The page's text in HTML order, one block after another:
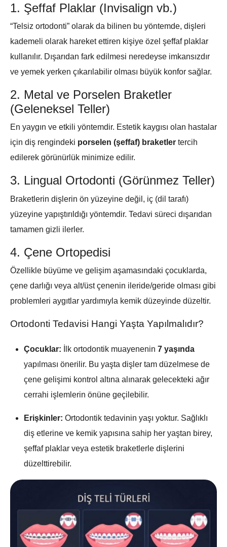
1. Şeffaf Plaklar (Invisalign vb.)
“Telsiz ortodonti” olarak da bilinen bu yöntemde, dişleri
kademeli olarak hareket ettiren kişiye özel şeffaf plaklar
kullanılır. Dışarıdan fark edilmesi neredeyse imkansızdır
ve yemek yerken çıkarılabilir olması büyük konfor sağlar.
2. Metal ve Porselen Braketler
(Geleneksel Teller)
En yaygın ve etkili yöntemdir. Estetik kaygısı olan hastalar
için diş rengindeki porselen (şeffaf) braketler tercih
edilerek görünürlük minimize edilir.
3. Lingual Ortodonti (Görünmez Teller)
Braketlerin dişlerin ön yüzeyine değil, iç (dil tarafı)
yüzeyine yapıştırıldığı yöntemdir. Tedavi süreci dışarıdan
tamamen gizli ilerler.
4. Çene Ortopedisi
Özellikle büyüme ve gelişim aşamasındaki çocuklarda,
çene darlığı veya alt/üst çenenin ileride/geride olması gibi
problemleri aygıtlar yardımıyla kemik düzeyinde düzeltir.
Ortodonti Tedavisi Hangi Yaşta Yapılmalıdır?
Çocuklar: İlk ortodontik muayenenin7 yaşında
yapılması önerilir. Bu yaşta dişler tam düzelmese de
çene gelişimi kontrol altına alınarak gelecekteki ağır
cerrahi işlemlerin önüne geçilebilir.
Erişkinler: Ortodontik tedavinin yaşı yoktur. Sağlıklı
diş etlerine ve kemik yapısına sahip her yaştan birey,
şeffaf plaklar veya estetik braketlerle dişlerini
düzelttirebilir.